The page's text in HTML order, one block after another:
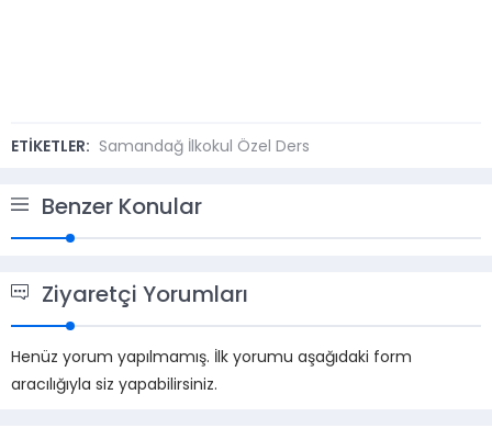
ETİKETLER: Samandağ İlkokul Özel Ders
Benzer Konular
Ziyaretçi Yorumları
Henüz yorum yapılmamış. İlk yorumu aşağıdaki form
aracılığıyla siz yapabilirsiniz.